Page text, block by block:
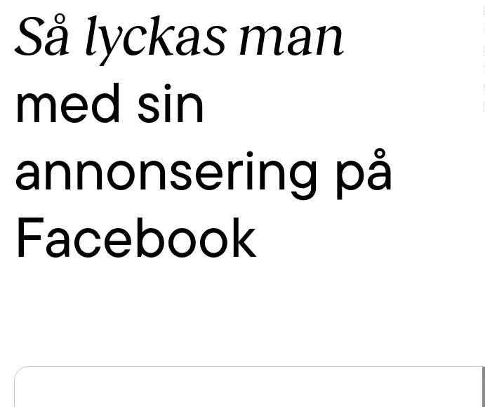
Så lyckas man
med sin
annonsering på
Facebook